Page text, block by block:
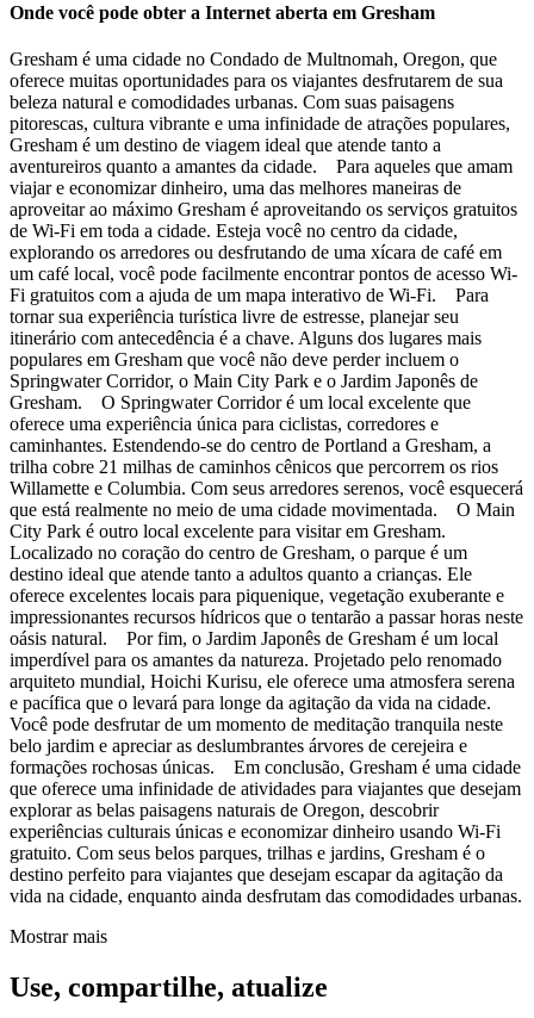
Onde você pode obter a Internet aberta em Gresham
Gresham é uma cidade no Condado de Multnomah, Oregon, que
oferece muitas oportunidades para os viajantes desfrutarem de sua
beleza natural e comodidades urbanas. Com suas paisagens
pitorescas, cultura vibrante e uma infinidade de atrações populares,
Gresham é um destino de viagem ideal que atende tanto a
aventureiros quanto a amantes da cidade. Para aqueles que amam
viajar e economizar dinheiro, uma das melhores maneiras de
aproveitar ao máximo Gresham é aproveitando os serviços gratuitos
de Wi-Fi em toda a cidade. Esteja você no centro da cidade,
explorando os arredores ou desfrutando de uma xícara de café em
um café local, você pode facilmente encontrar pontos de acesso Wi-
Fi gratuitos com a ajuda de um mapa interativo de Wi-Fi. Para
tornar sua experiência turística livre de estresse, planejar seu
itinerário com antecedência é a chave. Alguns dos lugares mais
populares em Gresham que você não deve perder incluem o
Springwater Corridor, o Main City Park e o Jardim Japonês de
Gresham. O Springwater Corridor é um local excelente que
oferece uma experiência única para ciclistas, corredores e
caminhantes. Estendendo-se do centro de Portland a Gresham, a
trilha cobre 21 milhas de caminhos cênicos que percorrem os rios
Willamette e Columbia. Com seus arredores serenos, você esquecerá
que está realmente no meio de uma cidade movimentada. O Main
City Park é outro local excelente para visitar em Gresham.
Localizado no coração do centro de Gresham, o parque é um
destino ideal que atende tanto a adultos quanto a crianças. Ele
oferece excelentes locais para piquenique, vegetação exuberante e
impressionantes recursos hídricos que o tentarão a passar horas neste
oásis natural. Por fim, o Jardim Japonês de Gresham é um local
imperdível para os amantes da natureza. Projetado pelo renomado
arquiteto mundial, Hoichi Kurisu, ele oferece uma atmosfera serena
e pacífica que o levará para longe da agitação da vida na cidade.
Você pode desfrutar de um momento de meditação tranquila neste
belo jardim e apreciar as deslumbrantes árvores de cerejeira e
formações rochosas únicas. Em conclusão, Gresham é uma cidade
que oferece uma infinidade de atividades para viajantes que desejam
explorar as belas paisagens naturais de Oregon, descobrir
experiências culturais únicas e economizar dinheiro usando Wi-Fi
gratuito. Com seus belos parques, trilhas e jardins, Gresham é o
destino perfeito para viajantes que desejam escapar da agitação da
vida na cidade, enquanto ainda desfrutam das comodidades urbanas.
Mostrar mais
Use, compartilhe, atualize